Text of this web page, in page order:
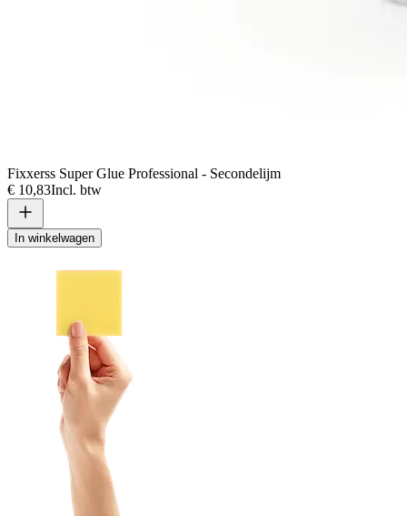
Fixxerss Super Glue Professional - Secondelijm
€ 10,83Incl. btw
In winkelwagen